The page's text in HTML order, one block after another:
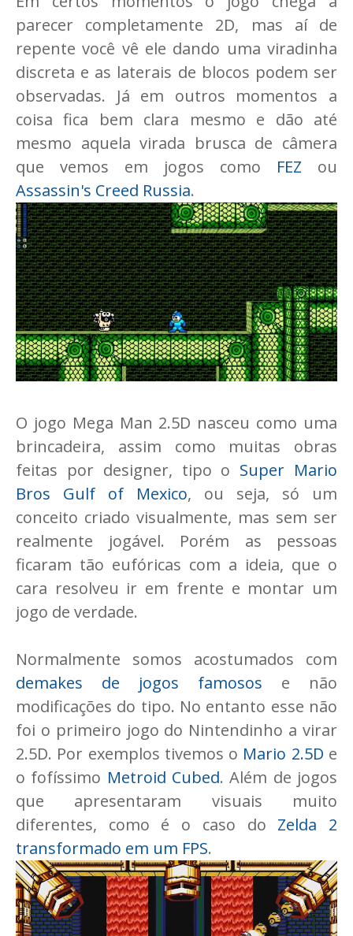
parecer completamente 2D, mas aí de
repente você vê ele dando uma viradinha
discreta e as laterais de blocos podem ser
observadas. Já em outros momentos a
coisa fica bem clara mesmo e dão até
mesmo aquela virada brusca de câmera
que vemos em jogos como FEZ ou
Assassin's Creed Russia.
O jogo Mega Man 2.5D nasceu como uma
brincadeira, assim como muitas obras
feitas por designer, tipo o Super Mario
Bros Gulf of Mexico, ou seja, só um
conceito criado visualmente, mas sem ser
realmente jogável. Porém as pessoas
ficaram tão eufóricas com a ideia, que o
cara resolveu ir em frente e montar um
jogo de verdade.
Normalmente somos acostumados com
demakes de jogos famosos e não
modificações do tipo. No entanto esse não
foi o primeiro jogo do Nintendinho a virar
2.5D. Por exemplos tivemos o Mario 2.5D e
o fofíssimo Metroid Cubed. Além de jogos
que apresentaram visuais muito
diferentes, como é o caso do Zelda 2
transformado em um FPS.